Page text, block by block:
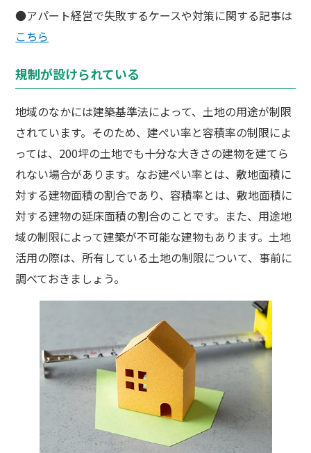
●アパート経営で失敗するケースや対策に関する記事は
こちら
規制が設けられている
地域のなかには建築基準法によって、土地の用途が制限
されています。そのため、建ぺい率と容積率の制限によ
っては、200坪の土地でも十分な大きさの建物を建てら
れない場合があります。なお建ぺい率とは、敷地面積に
対する建物面積の割合であり、容積率とは、敷地面積に
対する建物の延床面積の割合のことです。また、用途地
域の制限によって建築が不可能な建物もあります。土地
活用の際は、所有している土地の制限について、事前に
調べておきましょう。